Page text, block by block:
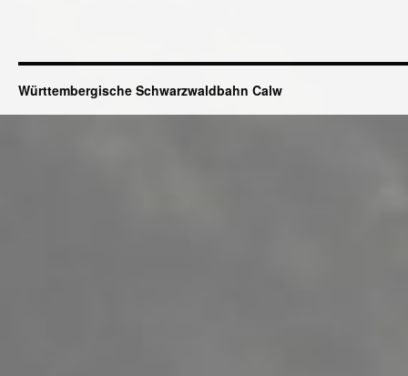
Württembergische Schwarzwaldbahn Calw